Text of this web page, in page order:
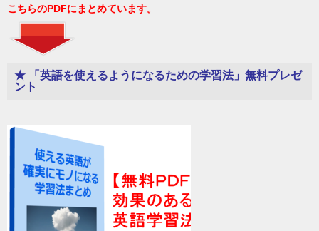
こちらのPDFにまとめています。
★ 「英語を使えるようになるための学習法」無料プレゼ
ント